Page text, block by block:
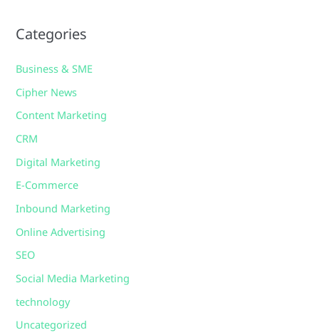
Categories
Business & SME
Cipher News
Content Marketing
CRM
Digital Marketing
E-Commerce
Inbound Marketing
Online Advertising
SEO
Social Media Marketing
technology
Uncategorized